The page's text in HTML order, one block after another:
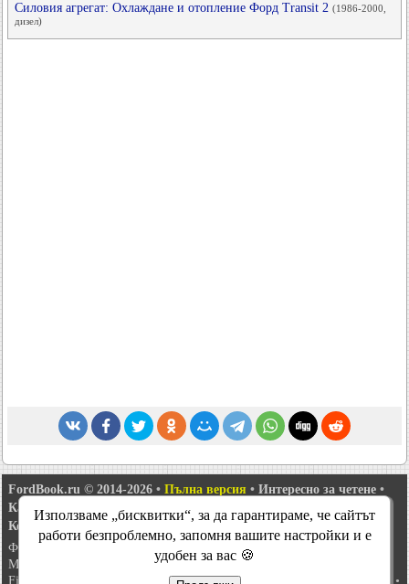
Силовия агрегат: Охлаждане и отопление Форд Transit 2 (1986-2000,
дизел)
FordBook.ru © 2014-2026 • Пълна версия • Интересно за четене •
Карта на сайта
Търсене в сайта
Комуникация с администрацията
Фокус 1
Фокус 2 Mondeo 1
Mondeo 2
Mondeo 4• Escort 3 •
Fiesta 2
Taurus 1 и 2•Fusion•Scorpio 1 •
Използваме „бисквитки“, за да гарантираме, че сайтът
работи безпроблемно, запомня вашите настройки и е
удобен за вас 🍪